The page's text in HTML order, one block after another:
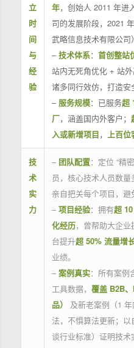
立
时
间
与
经
验
年，创始人 2011 年进
司的发展阶段，2021
武略信息技术有限公司
–技术体系： 首创整站
站内无死角优化 + 站
诸多同行效仿，打造安
– 服务规模：已服务超
厂，涵盖国内外客户；
入或新增项目， 上百位
技
术
实
力
– 团队配置：定位 “精
员，核心技术人员数
亲自把关每个项目，避
– 项目经验：拥有超
化经历，曾帮助大企业
台提升超 50% 流量增
业绩。
– 案例真实：所有案例
工具数据， 覆盖 B2B
品）
及新老案例（1
法，不惧算法更新；
谈行业标准）证明技术